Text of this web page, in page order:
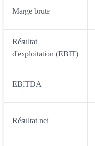
Marge brute
Résultat
d'exploitation (EBIT)
EBITDA
Résultat net